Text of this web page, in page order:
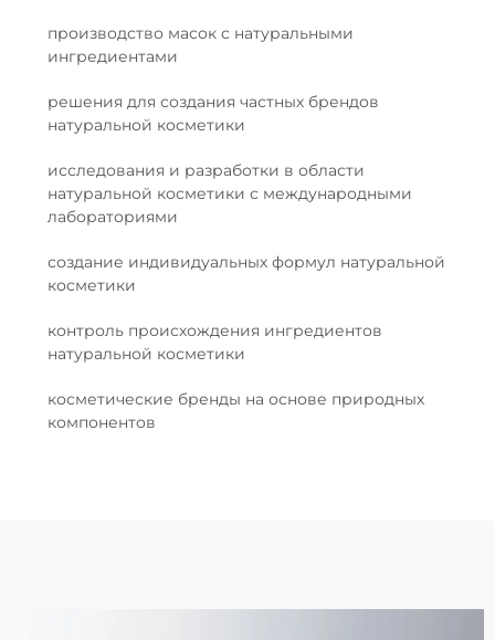
производство масок с натуральными
ингредиентами
решения для создания частных брендов
натуральной косметики
исследования и разработки в области
натуральной косметики с международными
лабораториями
создание индивидуальных формул натуральной
косметики
контроль происхождения ингредиентов
натуральной косметики
косметические бренды на основе природных
компонентов